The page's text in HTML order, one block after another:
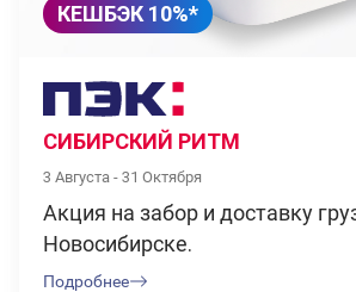
КЕШБЭК 10%*
СИБИРСКИЙ РИТМ
3 Августа - 31 Октября
Акция на забор и доставку
Новосибирске.
Подробнее